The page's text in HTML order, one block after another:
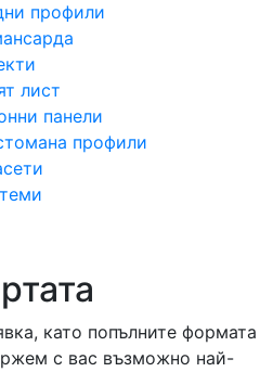
профили
лист
панели
профили
като попълните формата
с вас възможно най-